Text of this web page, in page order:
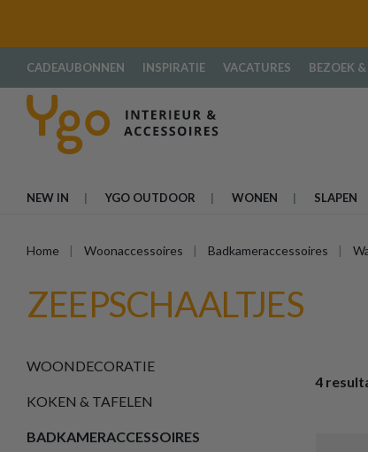
CADEAUBONNEN INSPIRATIE VACATURES BEZOEK
NEW IN YGO OUTDOOR WONEN SLAPEN
Home Woonaccessoires Badkameraccessoires
ZEEPSCHAALTJES
WOONDECORATIE
KOKEN & TAFELEN
BADKAMERACCESSOIRES
4